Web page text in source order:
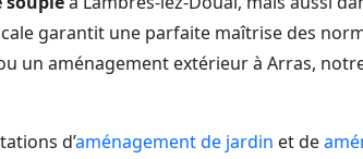
garantit une parfaite maîtrise des
un aménagement extérieur à Arras,
d’aménagement de jardin et de